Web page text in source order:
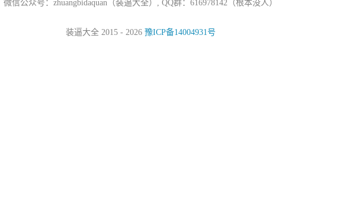
微信公众号：zhuangbidaquan（装逼大全）, QQ群：616978142（根本没人）
装逼大全 2015 - 2026 豫ICP备14004931号